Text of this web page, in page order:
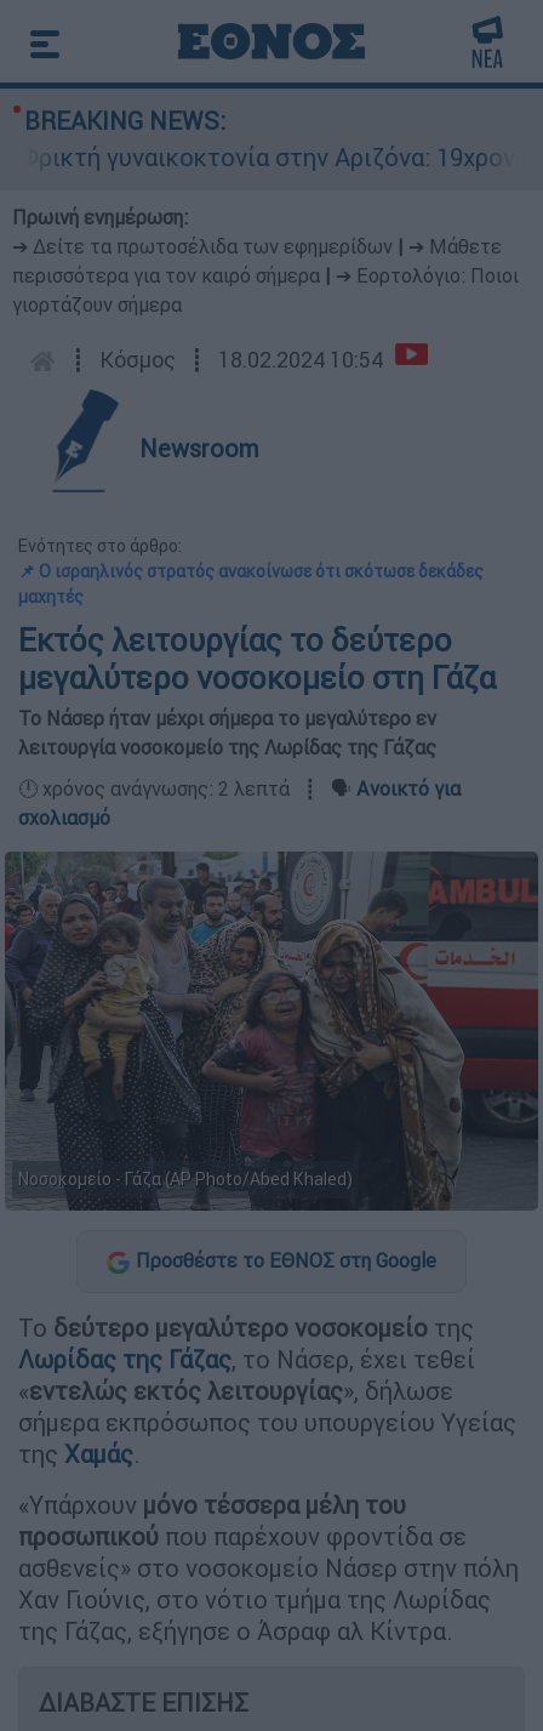
BREAKING NEWS:
γυναικοκτονία στην Αριζόνα: 19χρονη
Πρωινή ενημέρωση:
➔ Δείτε τα πρωτοσέλιδα των εφημερίδων
➔ Μάθετε
περισσότερα για τον καιρό σήμερα
➔ Εορτολόγιο: Ποιοι
γιορτάζουν σήμερα
┋ Κόσμος ┋ 18.02.2024 10:54
Newsroom
Ενότητες στο άρθρο:
📌 Ο ισραηλινός στρατός ανακοίνωσε ότι σκότωσε δεκάδες
μαχητές
Εκτός λειτουργίας το δεύτερο
μεγαλύτερο νοσοκομείο στη Γάζα
Το Νάσερ ήταν μέχρι σήμερα το μεγαλύτερο εν
λειτουργία νοσοκομείο της Λωρίδας της Γάζας
🕛 χρόνος ανάγνωσης: 2 λεπτά ┋ 🗣️ Ανοικτό για
σχολιασμό
Νοσοκομείο - Γάζα (AP Photo/Abed Khaled)
Προσθέστε το ΕΘΝΟΣ στη Google
Το δεύτερο μεγαλύτερο νοσοκομείο της
Λωρίδας της Γάζας, το Νάσερ, έχει τεθεί
«εντελώς εκτός λειτουργίας», δήλωσε
σήμερα εκπρόσωπος του υπουργείου Υγείας
της Χαμάς.
«Υπάρχουν μόνο τέσσερα μέλη του
προσωπικού που παρέχουν φροντίδα σε
ασθενείς» στο νοσοκομείο Νάσερ στην πόλη
Χαν Γιούνις, στο νότιο τμήμα της Λωρίδας
της Γάζας, εξήγησε ο Άσραφ αλ Κίντρα.
ΔΙΑΒΑΣΤΕ ΕΠΙΣΗΣ